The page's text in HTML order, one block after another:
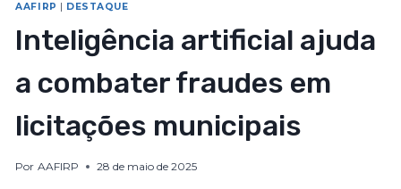
AAFIRP DESTAQUE
Inteligência artificial ajuda
a combater fraudes em
licitações municipais
Por AAFIRP 28 de maio de 2025